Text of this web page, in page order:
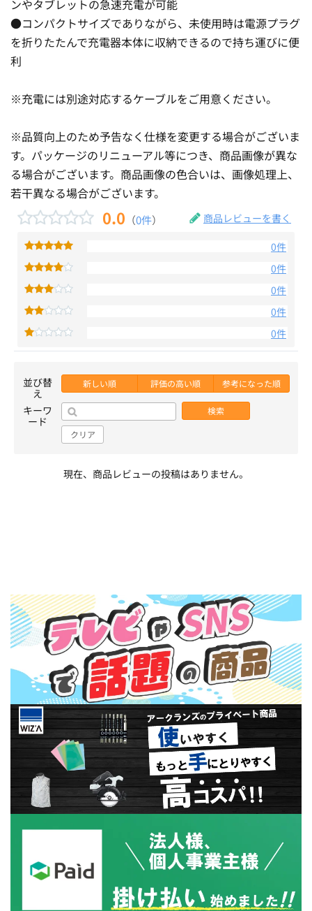
ンやタブレットの急速充電が可能
●コンパクトサイズでありながら、未使用時は電源プラグ
を折りたたんで充電器本体に収納できるので持ち運びに便
利
※充電には別途対応するケーブルをご用意ください。
※品質向上のため予告なく仕様を変更する場合がございま
す。パッケージのリニューアル等につき、商品画像が異な
る場合がございます。商品画像の色合いは、画像処理上、
若干異なる場合がございます。
0.0 （0件） 商品レビューを書く
0件
0件
0件
0件
0件
並び替
え
新しい順 評価の高い順 参考になった順
キーワ
ード
検索
クリア
現在、商品レビューの投稿はありません。